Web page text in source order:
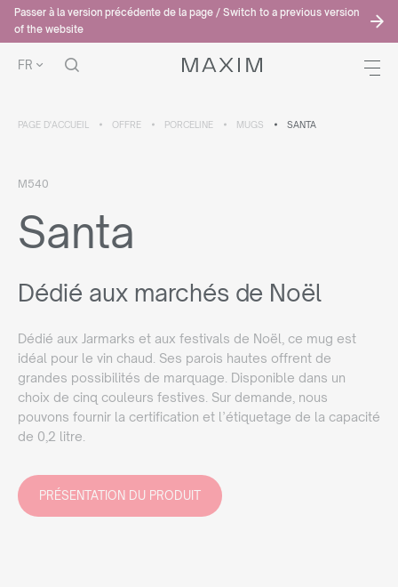
Passer à la version précédente de la page / Switch to a previous version
of the website
FR
PAGE D'ACCUEIL OFFRE PORCELINE MUGS SANTA
M540
Santa
Dédié aux marchés de Noël
Dédié aux Jarmarks et aux festivals de Noël, ce mug est
idéal pour le vin chaud. Ses parois hautes offrent de
grandes possibilités de marquage. Disponible dans un
choix de cinq couleurs festives. Sur demande, nous
pouvons fournir la certification et l’étiquetage de la capacité
de 0,2 litre.
PRÉSENTATION DU PRODUIT